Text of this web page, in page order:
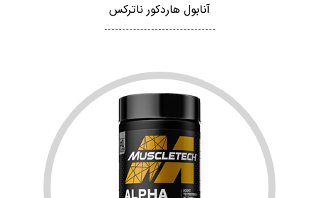
آنابول هاردکور ناترکس